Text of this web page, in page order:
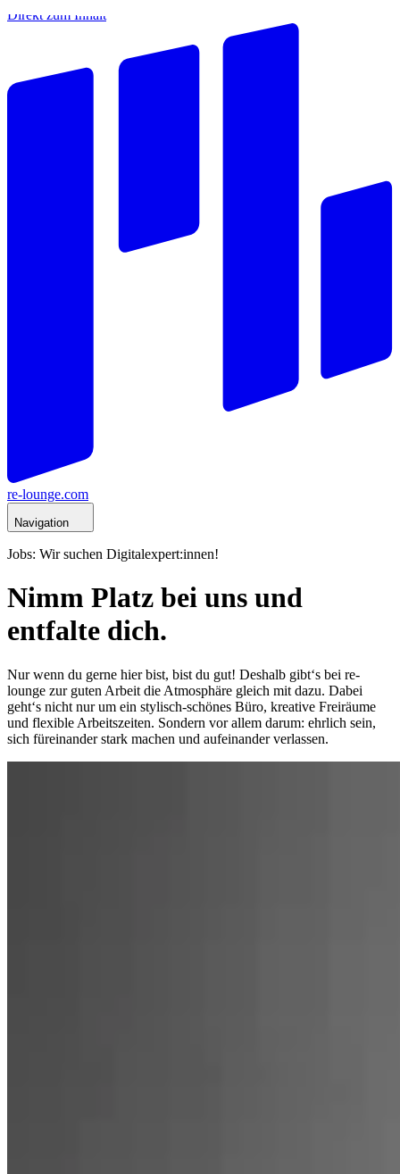
Direkt zum Inhalt
re-lounge.com
Navigation
Jobs: Wir suchen Digitalexpert:innen!
Nimm Platz bei uns und
entfalte dich.
Nur wenn du gerne hier bist, bist du gut! Deshalb gibt‘s bei re-
lounge zur guten Arbeit die Atmosphäre gleich mit dazu. Dabei
geht‘s nicht nur um ein stylisch-schönes Büro, kreative Freiräume
und flexible Arbeitszeiten. Sondern vor allem darum: ehrlich sein,
sich füreinander stark machen und aufeinander verlassen.